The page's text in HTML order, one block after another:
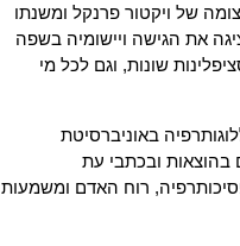
של ויקטור פרנקל ומשנתו
את הגישה ויישומיה בשפה
שונות, וגם לכל מי
באוניברסיטת
בהוצאות ובכתבי עת
רוח האדם ומשמעות